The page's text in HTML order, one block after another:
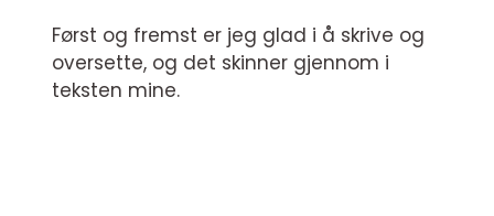
Først og fremst er jeg glad i å skrive og
oversette, og det skinner gjennom i
teksten mine.